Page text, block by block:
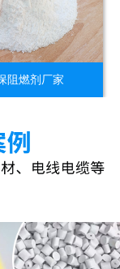
阻燃剂厂家